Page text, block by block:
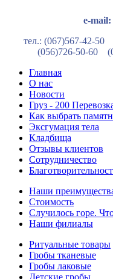
e-mail:
тел.: (067)567-42-50
(056)726-50-60
Главная
О нас
Новости
Груз - 200
Как выбрать
Эксгумация тела
Кладбища
Отзывы клиентов
Сотрудничество
Наши
Стоимость
Случилось горе.
Наши филиалы
Ритуальные товары
Гробы тканевые
Гробы лаковые
Детские гробы